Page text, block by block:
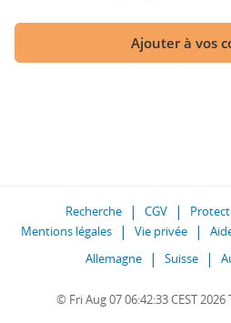
Ajouter à vos
Recherche CGV
Mentions légales
Vie privée
Allemagne
Suisse
© Fri Aug 07 06:42:33 CEST